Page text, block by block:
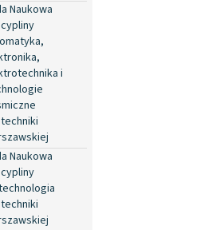
Naukowa
i
Naukowa